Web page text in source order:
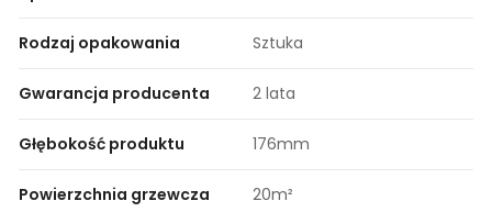
Rodzaj opakowania Sztuka
Gwarancja producenta 2 lata
Głębokość produktu 176mm
Powierzchnia grzewcza 20m²